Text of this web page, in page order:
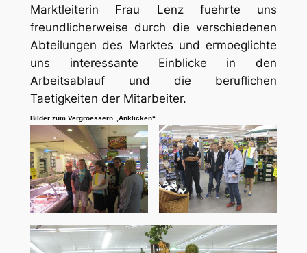
Marktleiterin Frau Lenz fuehrte uns
freundlicherweise durch die verschiedenen
Abteilungen des Marktes und ermoeglichte
uns interessante Einblicke in den
Arbeitsablauf und die beruflichen
Taetigkeiten der Mitarbeiter.
Bilder zum Vergroessern „Anklicken“